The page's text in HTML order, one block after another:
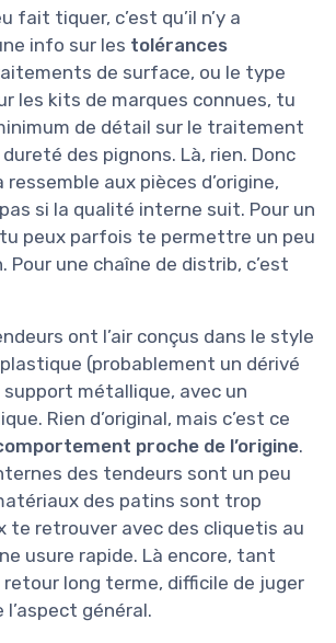
fait tiquer, c’est qu’il n’y a
info sur les tolérances
de surface, ou le type
les kits de marques connues, tu
de détail sur le traitement
des pignons. Là, rien. Donc
aux pièces d’origine,
si la qualité interne suit. Pour un
peux parfois te permettre un peu
Pour une chaîne de distrib, c’est
ont l’air conçus dans le style
plastique (probablement un dérivé
support métallique, avec un
Rien d’original, mais c’est ce
proche de l’origine.
des tendeurs sont un peu
des patins sont trop
te retrouver avec des cliquetis au
usure rapide. Là encore, tant
retour long terme, difficile de juger
général.